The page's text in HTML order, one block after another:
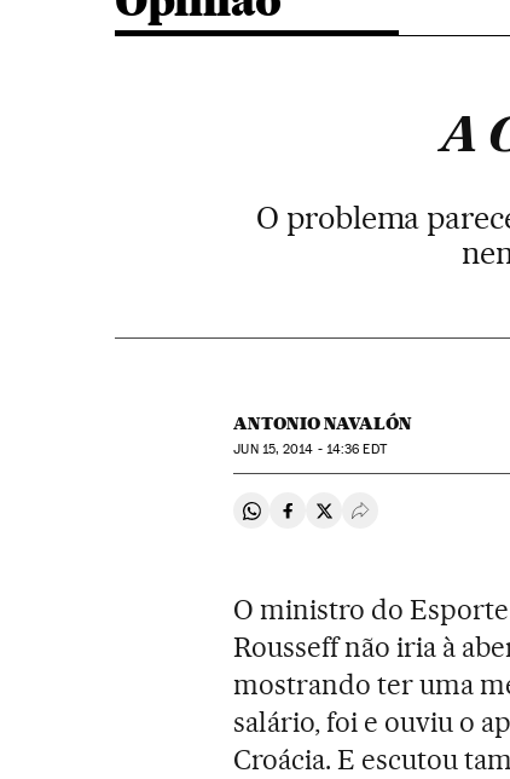
A
O problema
ANTONIO NAVALÓN
JUN15, 2014 - 14:36 EDT
Compartir en Whatsapp
Compartir en Facebook
Compartir en Twitter
Desplegar Redes
O ministro do
Rousseff não iria à
mostrando ter uma
salário, foi e ouviu o
Croácia. E escutou